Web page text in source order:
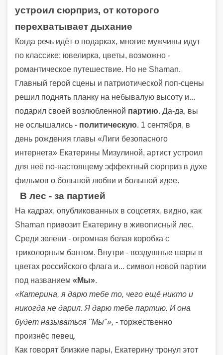
устроил сюрприз, от которого
перехватывает дыхание
Когда речь идёт о подарках, многие мужчины идут
по классике: ювелирка, цветы, возможно -
романтическое путешествие. Но не Shaman.
Главный герой сцены и патриотической поп-сцены
решил поднять планку на небывалую высоту и...
подарил своей возлюбленной партию. Да-да, вы
не ослышались - политическую. 1 сентября, в
день рождения главы «Лиги безопасного
интернета» Екатерины Мизулиной, артист устроил
для неё по-настоящему эффектный сюрприз в духе
фильмов о большой любви и большой идее.
В лес - за партией
На кадрах, опубликованных в соцсетях, видно, как
Shaman привозит Екатерину в живописный лес.
Среди зелени - огромная белая коробка с
триколорным бантом. Внутри - воздушные шары в
цветах российского флага и... символ новой партии
под названием «Мы».
«Катерина, я дарю тебе то, чего ещё никто и
никогда не дарил. Я дарю тебе партию. И она
будет называться "Мы"», - торжественно
произнёс певец.
Как говорят близкие пары, Екатерину тронул этот